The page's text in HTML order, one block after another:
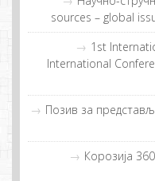
sources – global
1st
International
Позив за
Кoрoзиja